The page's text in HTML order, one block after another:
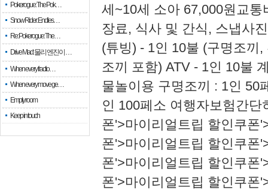
Pokerogue: The Pok…
Snow Rider: Endles…
Re: Pokerogue: The…
Drive Mad: 물리 엔진이 …
When every fractio…
When every move ge…
Empty room
Keep in touch
세~10세 소아 67,000원​교
장료, 식사 및 간식, 스냅사
(튜빙) - 1인 10불 (구명조끼
조끼 포함) ATV - 1인 10불
물놀이용 구명조끼 : 1인 50
인 100페소 여행자보험​​​​​간
폰'>마이리얼트립 할인쿠폰
폰'>마이리얼트립 할인쿠폰
폰'>마이리얼트립 할인쿠폰
폰'>마이리얼트립 할인쿠폰